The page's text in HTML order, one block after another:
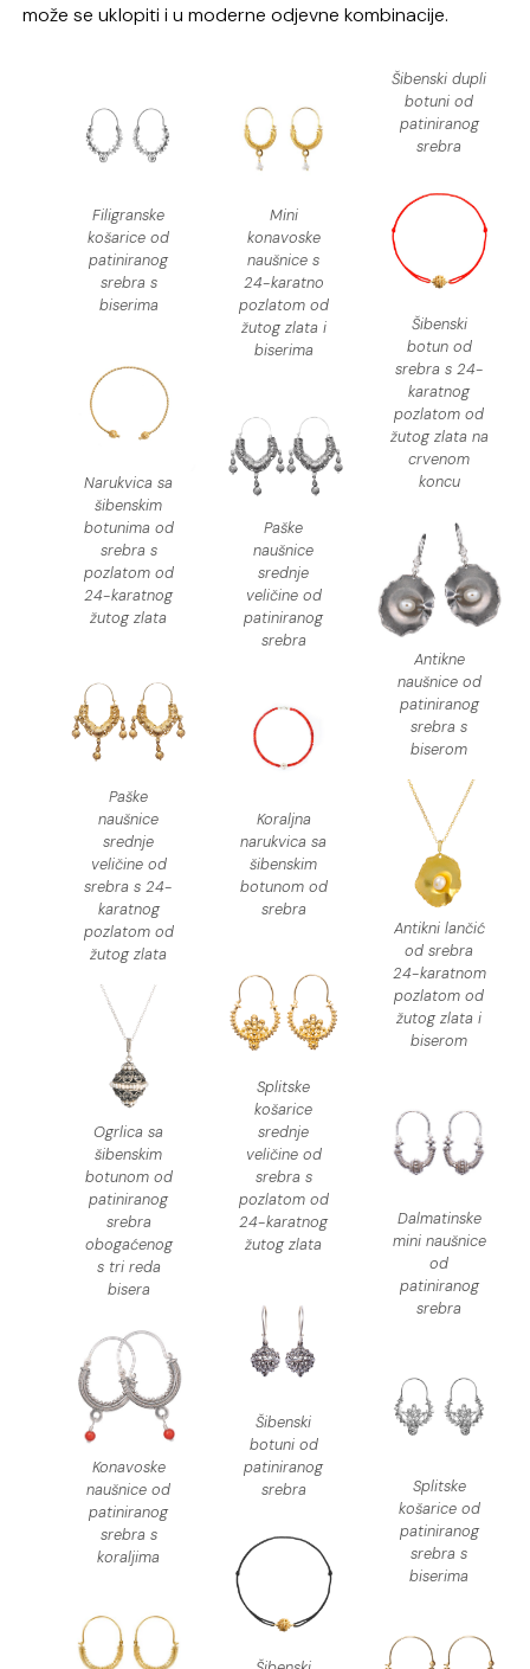
može se uklopiti i u moderne odjevne kombinacije.
Filigranske
košarice od
patiniranog
srebra s
biserima
Narukvica sa
šibenskim
botunima od
srebra s
pozlatom od
24-karatnog
žutog zlata
Paške
naušnice
srednje
veličine od
srebra s 24-
karatnog
pozlatom od
žutog zlata
Ogrlica sa
šibenskim
botunom od
patiniranog
srebra
obogaćenog
s tri reda
bisera
Konavoske
naušnice od
patiniranog
srebra s
koraljima
Mini
konavoske
naušnice s
24-karatno
pozlatom od
žutog zlata i
biserima
Paške
naušnice
srednje
veličine od
patiniranog
srebra
Koraljna
narukvica sa
šibenskim
botunom od
srebra
Splitske
košarice
srednje
veličine od
srebra s
pozlatom od
24-karatnog
žutog zlata
Šibenski
botuni od
patiniranog
srebra
Šibenski dupli
botuni od
patiniranog
srebra
Šibenski
botun od
srebra s 24-
karatnog
pozlatom od
žutog zlata na
crvenom
koncu
Antikne
naušnice od
patiniranog
srebra s
biserom
Antikni lančić
od srebra
24-karatnom
pozlatom od
žutog zlata i
biserom
Dalmatinske
mini naušnice
od
patiniranog
srebra
Splitske
košarice od
patiniranog
srebra s
biserima